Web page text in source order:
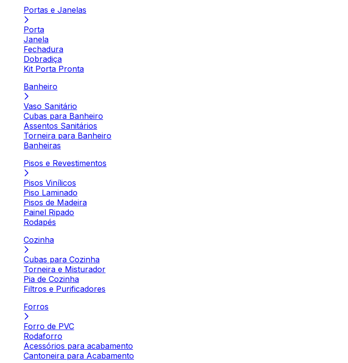
Portas e Janelas
Porta
Janela
Fechadura
Dobradiça
Kit Porta Pronta
Banheiro
Vaso Sanitário
Cubas para Banheiro
Assentos Sanitários
Torneira para Banheiro
Banheiras
Pisos e Revestimentos
Pisos Vinílicos
Piso Laminado
Pisos de Madeira
Painel Ripado
Rodapés
Cozinha
Cubas para Cozinha
Torneira e Misturador
Pia de Cozinha
Filtros e Purificadores
Forros
Forro de PVC
Rodaforro
Acessórios para acabamento
Cantoneira para Acabamento